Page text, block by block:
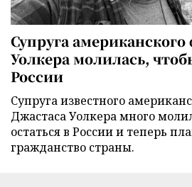
Супруга
Уолкера молилась,
России
Супруга известного
Джастаса Уолкера много
остаться в России и теперь
гражданство страны.